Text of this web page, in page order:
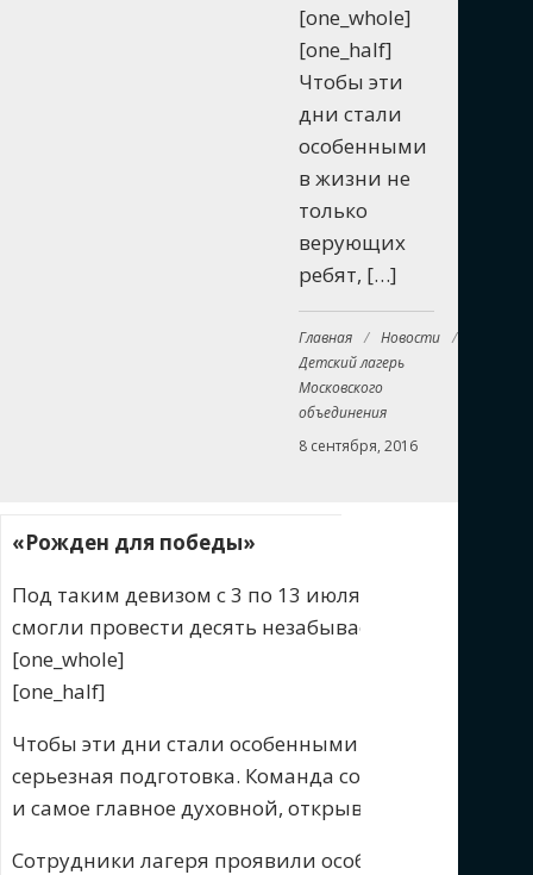
[one_whole]
[one_half]
Чтобы эти
дни стали
особенными
в жизни не
только
верующих
ребят, […]
Главная / Новости /
Детский лагерь
Московского
объединения
8 сентября, 2016
«Рожден для победы»
Под таким девизом с 3 по 13 июля проходил
смогли провести десять незабываемых дней на
[one_whole]
[one_half]
Чтобы эти дни стали особенными в жизни не
серьезная подготовка. Команда сотрудников
и самое главное духовной, открывающая любовь
Сотрудники лагеря проявили особый труд,